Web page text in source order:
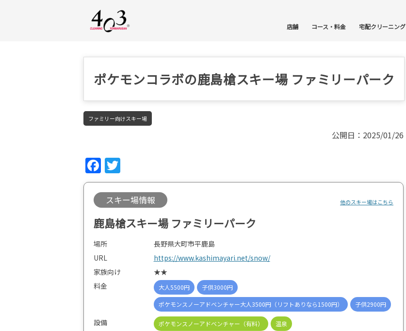
店舗 コース・料金 宅配クリーニング
ポケモンコラボの鹿島槍スキー場 ファミリーパーク
ファミリー向けスキー場
公開日：2025/01/26
Fac
ebo
ok
tter
スキー場情報 他のスキー場はこちら
鹿島槍スキー場 ファミリーパーク
場所
長野県大町市平鹿島
URL
https://www.kashimayari.net/snow/
家族向け
★★
料金
大人5500円 子供3000円
ポケモンスノーアドベンチャー大人3500円（リフトありなら1500円） 子供2900円
設備 ポケモンスノーアドベンチャー（有料） 温泉